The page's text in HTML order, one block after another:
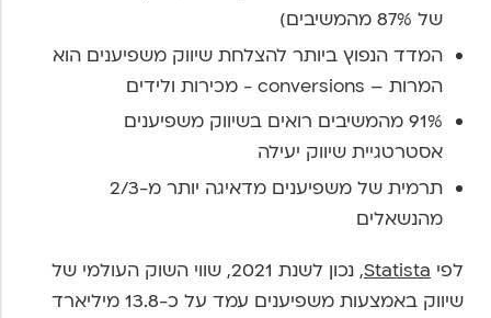
של 87% מהמשיבים)
המדד הנפוץ ביותר להצלחת שיווק משפיענים הוא
המרות – conversions - מכירות ולידים
91% מהמשיבים רואים בשיווק משפיענים
אסטרטגיית שיווק יעילה
תרמית של משפיענים מדאיגה יותר מ-2/3
מהנשאלים
לפי Statista
, נכון לשנת 2021, שווי השוק העולמי של
שיווק באמצעות משפיענים עמד על כ-13.8 מיליארד